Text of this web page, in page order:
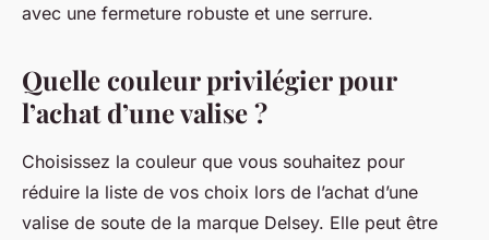
avec une fermeture robuste et une serrure.
Quelle couleur privilégier pour
l’achat d’une valise ?
Choisissez la couleur que vous souhaitez pour
réduire la liste de vos choix lors de l’achat d’une
valise de soute de la marque Delsey. Elle peut être